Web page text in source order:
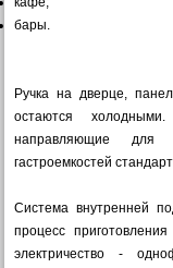
бары.
Ручка на дверце,
остаются
направляющие для
гастроемкостей
Система внутренней
процесс
электричество -